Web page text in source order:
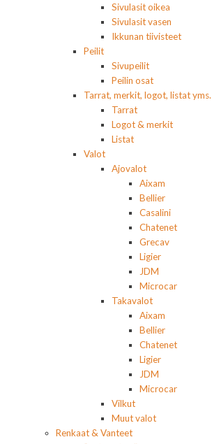
Sivulasit oikea
Sivulasit vasen
Ikkunan tiivisteet
Peilit
Sivupeilit
Peilin osat
Tarrat, merkit, logot, listat yms.
Tarrat
Logot & merkit
Listat
Valot
Ajovalot
Aixam
Bellier
Casalini
Chatenet
Grecav
Ligier
JDM
Microcar
Takavalot
Aixam
Bellier
Chatenet
Ligier
JDM
Microcar
Vilkut
Muut valot
Renkaat & Vanteet